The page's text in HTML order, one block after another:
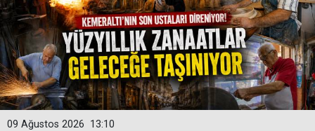
13:10
09 Ağustos 2026